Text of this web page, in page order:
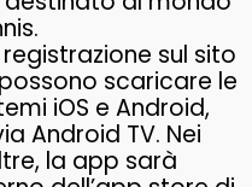
sul sito
scaricare le
iOS e Android,
Android TV. Nei
la app sarà